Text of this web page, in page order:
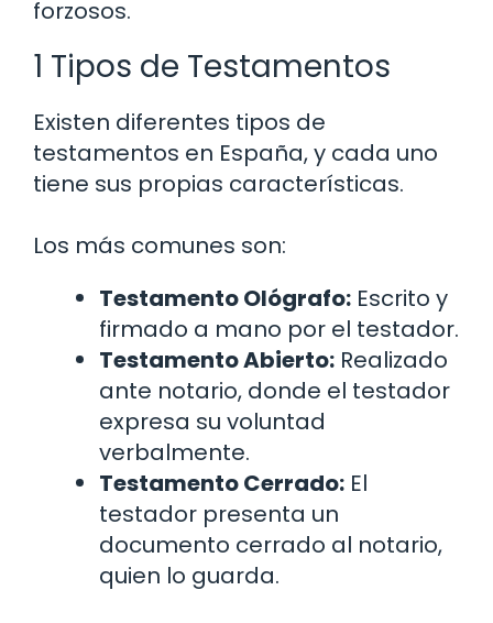
forzosos.
1 Tipos de Testamentos
Existen diferentes tipos de
testamentos en España, y cada uno
tiene sus propias características.
Los más comunes son:
Testamento Ológrafo: Escrito y
firmado a mano por el testador.
Testamento Abierto: Realizado
ante notario, donde el testador
expresa su voluntad
verbalmente.
Testamento Cerrado: El
testador presenta un
documento cerrado al notario,
quien lo guarda.